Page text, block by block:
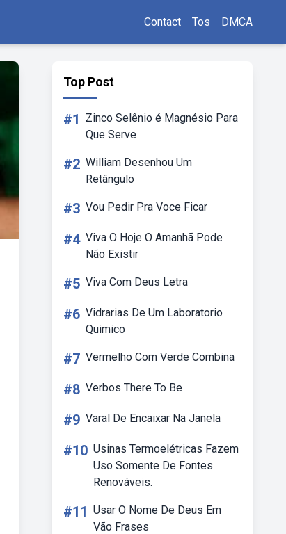
Contact Tos DMCA
Top Post
#1
Zinco Selênio é Magnésio Para
Que Serve
#2 William Desenhou Um
Retângulo
#3 Vou Pedir Pra Voce Ficar
#4 Viva O Hoje O Amanhã Pode
Não Existir
#5 Viva Com Deus Letra
#6 Vidrarias De Um Laboratorio
Quimico
#7 Vermelho Com Verde Combina
#8 Verbos There To Be
#9 Varal De Encaixar Na Janela
#10 Usinas Termoelétricas Fazem
Uso Somente De Fontes
Renováveis.
#11 Usar O Nome De Deus Em
Vão Frases